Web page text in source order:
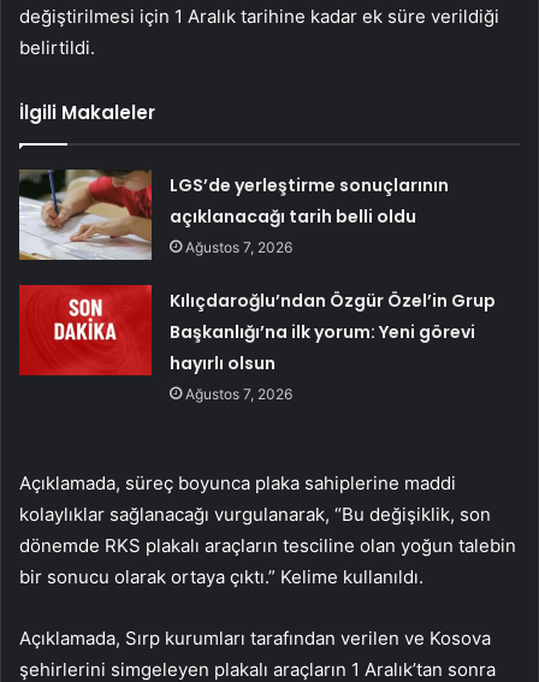
değiştirilmesi için 1 Aralık tarihine kadar ek süre verildiği
belirtildi.
İlgili Makaleler
LGS’de yerleştirme sonuçlarının
açıklanacağı tarih belli oldu
Ağustos 7, 2026
Kılıçdaroğlu’ndan Özgür Özel’in Grup
Başkanlığı’na ilk yorum: Yeni görevi
hayırlı olsun
Ağustos 7, 2026
Açıklamada, süreç boyunca plaka sahiplerine maddi
kolaylıklar sağlanacağı vurgulanarak, “Bu değişiklik, son
dönemde RKS plakalı araçların tesciline olan yoğun talebin
bir sonucu olarak ortaya çıktı.” Kelime kullanıldı.
Açıklamada, Sırp kurumları tarafından verilen ve Kosova
şehirlerini simgeleyen plakalı araçların 1 Aralık’tan sonra